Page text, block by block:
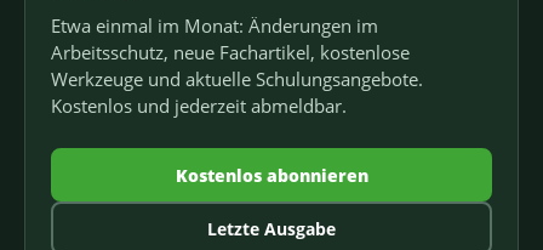
Etwa einmal im Monat: Änderungen im
Arbeitsschutz, neue Fachartikel, kostenlose
Werkzeuge und aktuelle Schulungsangebote.
Kostenlos und jederzeit abmeldbar.
Kostenlos abonnieren
Letzte Ausgabe